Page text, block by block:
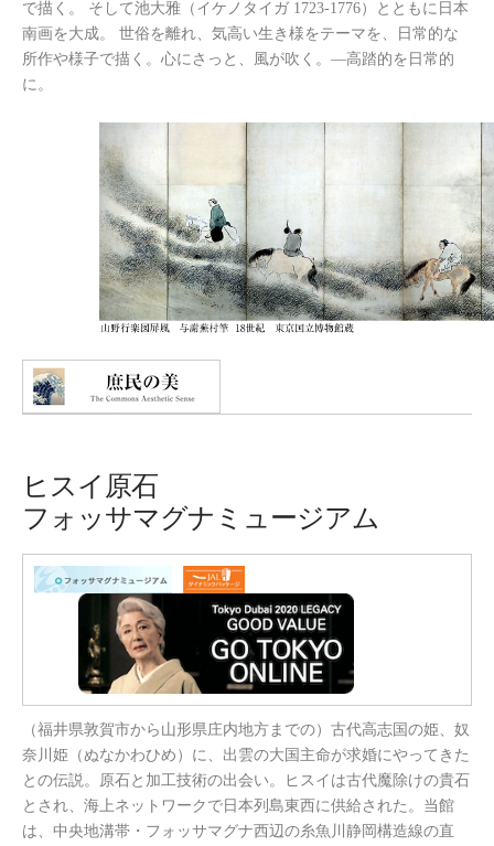
で描く。 そして池大雅（イケノタイガ 1723-1776）とともに日本
南画を大成。 世俗を離れ、気高い生き様をテーマを、日常的な
所作や様子で描く。心にさっと、風が吹く。—高踏的を日常的
に。
ヒスイ原石
フォッサマグナミュージアム
（福井県敦賀市から山形県庄内地方までの）古代高志国の姫、奴
奈川姫（ぬなかわひめ）に、出雲の大国主命が求婚にやってきた
との伝説。原石と加工技術の出会い。ヒスイは古代魔除けの貴石
とされ、海上ネットワークで日本列島東西に供給された。当館
は、中央地溝帯・フォッサマグナ西辺の糸魚川静岡構造線の直